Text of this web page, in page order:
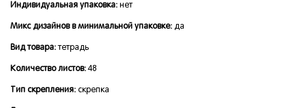
Индивидуальная упаковка: нет
Микс дизайнов в минимальной упаковке: да
Вид товара: тетрадь
Количество листов: 48
Тип скрепления: скрепка